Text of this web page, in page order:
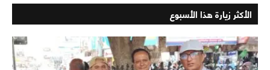
الأكثر زيارة هذا الأسبوع